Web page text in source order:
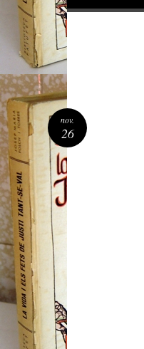
nov.
26